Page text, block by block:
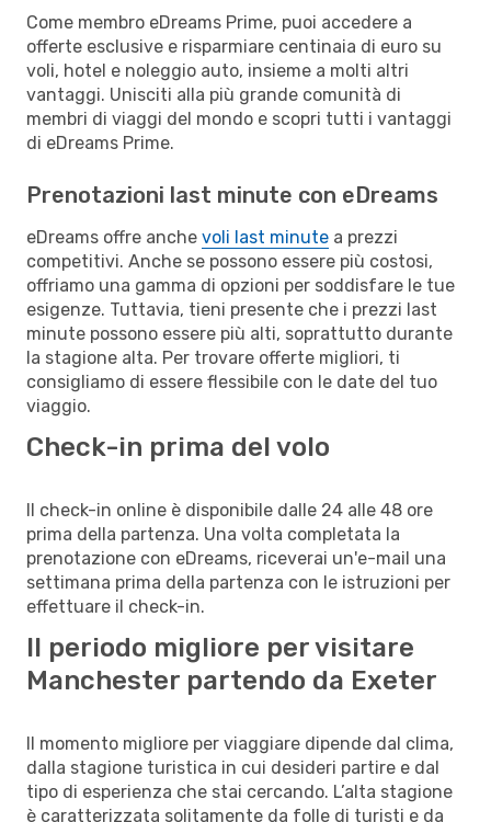
Come membro eDreams Prime, puoi accedere a
offerte esclusive e risparmiare centinaia di euro su
voli, hotel e noleggio auto, insieme a molti altri
vantaggi. Unisciti alla più grande comunità di
membri di viaggi del mondo e scopri tutti i vantaggi
di eDreams Prime.
Prenotazioni last minute con eDreams
eDreams offre anche voli last minute a prezzi
competitivi. Anche se possono essere più costosi,
offriamo una gamma di opzioni per soddisfare le tue
esigenze. Tuttavia, tieni presente che i prezzi last
minute possono essere più alti, soprattutto durante
la stagione alta. Per trovare offerte migliori, ti
consigliamo di essere flessibile con le date del tuo
viaggio.
Check-in prima del volo
Il check-in online è disponibile dalle 24 alle 48 ore
prima della partenza. Una volta completata la
prenotazione con eDreams, riceverai un'e-mail una
settimana prima della partenza con le istruzioni per
effettuare il check-in.
Il periodo migliore per visitare
Manchester partendo da Exeter
Il momento migliore per viaggiare dipende dal clima,
dalla stagione turistica in cui desideri partire e dal
tipo di esperienza che stai cercando. L’alta stagione
è caratterizzata solitamente da folle di turisti e da